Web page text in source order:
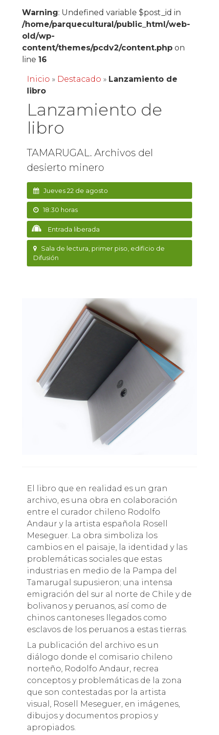
Warning: Undefined variable $post_id in
/home/parquecultural/public_html/web-
old/wp-
content/themes/pcdv2/content.phpon
line 16
Inicio » Destacado » Lanzamiento de
libro
Lanzamiento de
libro
TAMARUGAL. Archivos del
desierto minero
Jueves 22 de agosto
18:30 horas
Entrada liberada
Sala de lectura, primer piso, edificio de
Difusión
El libro que en realidad es un gran
archivo, es una obra en colaboración
entre el curador chileno Rodolfo
Andaur y la artista española Rosell
Meseguer. La obra simboliza los
cambios en el paisaje, la identidad y las
problemáticas sociales que estas
industrias en medio de la Pampa del
Tamarugal supusieron; una intensa
emigración del sur al norte de Chile y de
bolivanos y peruanos, así como de
chinos cantoneses llegados como
esclavos de los peruanos a estas tierras.
La publicación del archivo es un
diálogo donde el comisario chileno
norteño, Rodolfo Andaur, recrea
conceptos y problemáticas de la zona
que son contestadas por la artista
visual, Rosell Meseguer, en imágenes,
dibujos y documentos propios y
apropiados.